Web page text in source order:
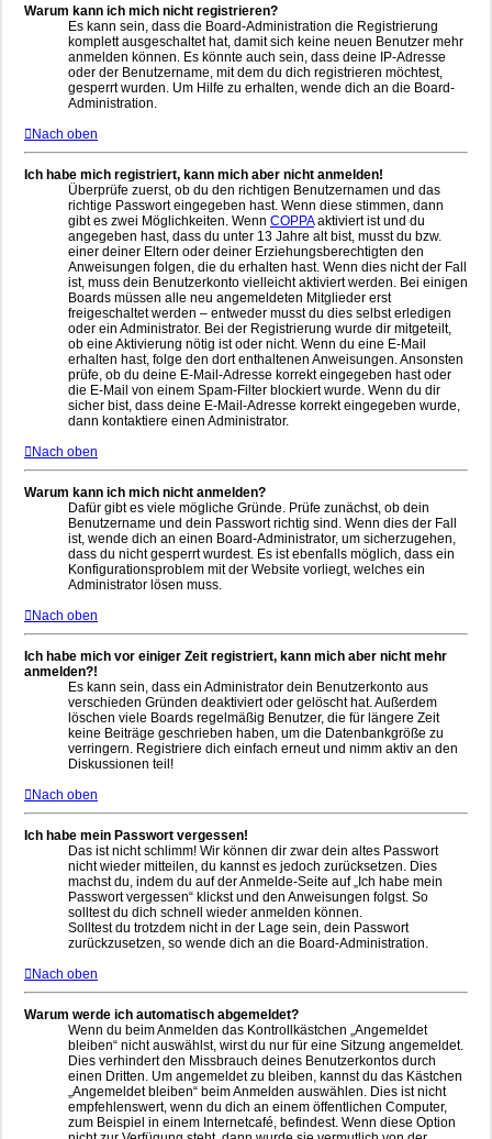
Warum kann ich mich nicht registrieren?
Es kann sein, dass die Board-Administration die Registrierung
komplett ausgeschaltet hat, damit sich keine neuen Benutzer mehr
anmelden können. Es könnte auch sein, dass deine IP-Adresse
oder der Benutzername, mit dem du dich registrieren möchtest,
gesperrt wurden. Um Hilfe zu erhalten, wende dich an die Board-
Administration.
Nach oben
Ich habe mich registriert, kann mich aber nicht anmelden!
Überprüfe zuerst, ob du den richtigen Benutzernamen und das
richtige Passwort eingegeben hast. Wenn diese stimmen, dann
gibt es zwei Möglichkeiten. Wenn COPPAaktiviert ist und du
angegeben hast, dass du unter 13 Jahre alt bist, musst du bzw.
einer deiner Eltern oder deiner Erziehungsberechtigten den
Anweisungen folgen, die du erhalten hast. Wenn dies nicht der Fall
ist, muss dein Benutzerkonto vielleicht aktiviert werden. Bei einigen
Boards müssen alle neu angemeldeten Mitglieder erst
freigeschaltet werden – entweder musst du dies selbst erledigen
oder ein Administrator. Bei der Registrierung wurde dir mitgeteilt,
ob eine Aktivierung nötig ist oder nicht. Wenn du eine E-Mail
erhalten hast, folge den dort enthaltenen Anweisungen. Ansonsten
prüfe, ob du deine E-Mail-Adresse korrekt eingegeben hast oder
die E-Mail von einem Spam-Filter blockiert wurde. Wenn du dir
sicher bist, dass deine E-Mail-Adresse korrekt eingegeben wurde,
dann kontaktiere einen Administrator.
Nach oben
Warum kann ich mich nicht anmelden?
Dafür gibt es viele mögliche Gründe. Prüfe zunächst, ob dein
Benutzername und dein Passwort richtig sind. Wenn dies der Fall
ist, wende dich an einen Board-Administrator, um sicherzugehen,
dass du nicht gesperrt wurdest. Es ist ebenfalls möglich, dass ein
Konfigurationsproblem mit der Website vorliegt, welches ein
Administrator lösen muss.
Nach oben
Ich habe mich vor einiger Zeit registriert, kann mich aber nicht mehr
anmelden?!
Es kann sein, dass ein Administrator dein Benutzerkonto aus
verschieden Gründen deaktiviert oder gelöscht hat. Außerdem
löschen viele Boards regelmäßig Benutzer, die für längere Zeit
keine Beiträge geschrieben haben, um die Datenbankgröße zu
verringern. Registriere dich einfach erneut und nimm aktiv an den
Diskussionen teil!
Nach oben
Ich habe mein Passwort vergessen!
Das ist nicht schlimm! Wir können dir zwar dein altes Passwort
nicht wieder mitteilen, du kannst es jedoch zurücksetzen. Dies
machst du, indem du auf der Anmelde-Seite auf „Ich habe mein
Passwort vergessen“ klickst und den Anweisungen folgst. So
solltest du dich schnell wieder anmelden können.
Solltest du trotzdem nicht in der Lage sein, dein Passwort
zurückzusetzen, so wende dich an die Board-Administration.
Nach oben
Warum werde ich automatisch abgemeldet?
Wenn du beim Anmelden das Kontrollkästchen „Angemeldet
bleiben“ nicht auswählst, wirst du nur für eine Sitzung angemeldet.
Dies verhindert den Missbrauch deines Benutzerkontos durch
einen Dritten. Um angemeldet zu bleiben, kannst du das Kästchen
„Angemeldet bleiben“ beim Anmelden auswählen. Dies ist nicht
empfehlenswert, wenn du dich an einem öffentlichen Computer,
zum Beispiel in einem Internetcafé, befindest. Wenn diese Option